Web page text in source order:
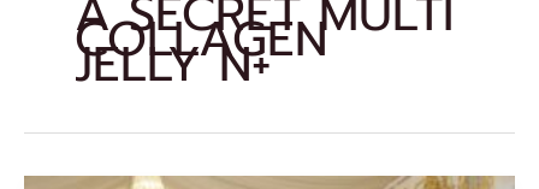
COLLAGEN
JELLY N+